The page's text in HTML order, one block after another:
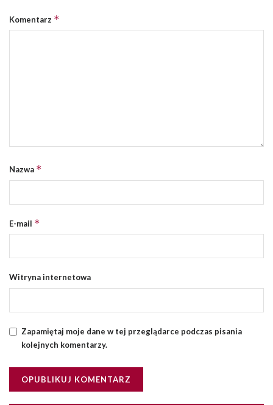
Komentarz *
Nazwa *
E-mail *
Witryna internetowa
Zapamiętaj moje dane w tej przeglądarce podczas pisania
kolejnych komentarzy.